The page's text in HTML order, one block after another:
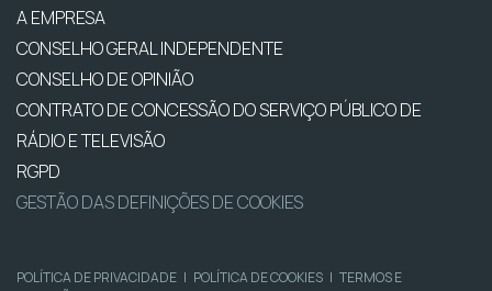
A EMPRESA
CONSELHO GERAL INDEPENDENTE
CONSELHO DE OPINIÃO
CONTRATO DE CONCESSÃO DO SERVIÇO PÚBLICO DE
RÁDIO E TELEVISÃO
RGPD
GESTÃO DAS DEFINIÇÕES DE COOKIES
POLÍTICA DE PRIVACIDADE | POLÍTICA DE COOKIES | TERMOS E